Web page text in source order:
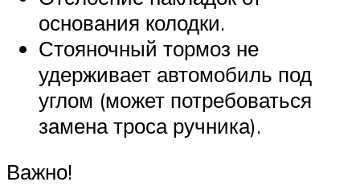
основания колодки.
Стояночный тормоз не
удерживает автомобиль под
углом (может потребоваться
замена троса ручника).
Важно!